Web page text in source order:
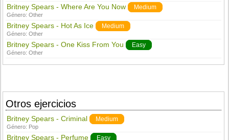
Britney Spears - Where Are You Now Medium
Género:Other
Britney Spears - Hot As Ice Medium
Género:Other
Britney Spears - One Kiss From You Easy
Género:Other
Otros ejercicios
Britney Spears - Criminal Medium
Género: Pop
Britney Spears - Perfume Easy